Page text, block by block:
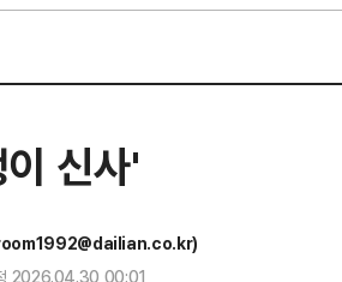
신사'
(room1992@dailian.co.kr)
2026.04.30 00:01